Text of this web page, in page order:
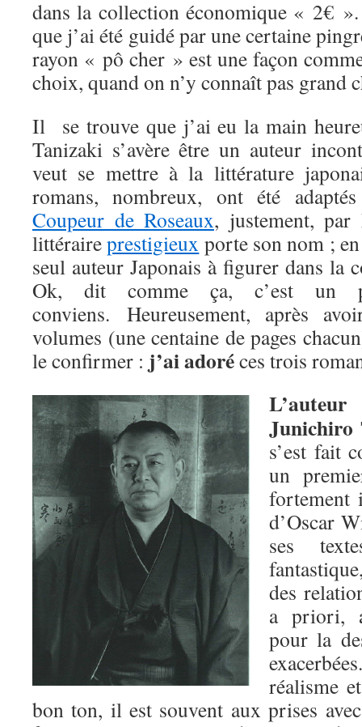
dans la collection économique « 2€
que j’ai été guidé par une certaine
rayon « pô cher » est une façon
choix, quand on n’y connaît pas grand
Il se trouve que j’ai eu la main
Tanizaki s’avère être un auteur
veut se mettre à la littérature
romans, nombreux, ont été
Coupeur de Roseaux, justement,
littéraireprestigieux porte son nom ;
seul auteur Japonais à figurer dans la
Ok, dit comme ça, c’est un
conviens. Heureusement, après
volumes (une centaine de pages
le confirmer : j’ai adoréces trois
L’auteur
Junichiro
s’est fait
un
fortement
d’Oscar
ses
des
a priori,
pour la
réalisme
bon ton, il est souvent aux prises